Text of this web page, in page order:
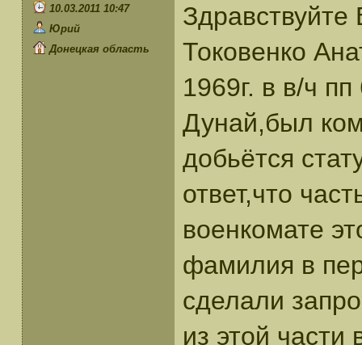
10.03.2011 10:47
Юрий
Донецкая область
Токовенко
1969г. в в/ч
Дунай,был
добьётся
ответ,что
военкомате
фамилия в
сделали
из этой части